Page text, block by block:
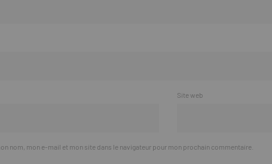
Site web
nom, mon e-mail et mon site dans le navigateur pour mon prochain commentaire.